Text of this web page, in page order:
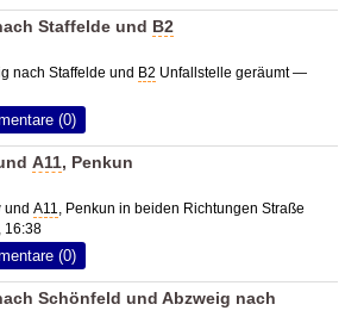
Staffelde und B2
nach Staffelde und B2 Unfallstelle geräumt —
(0)
A11, Penkun
und A11, Penkun in beiden Richtungen Straße
16:38
(0)
Schönfeld und Abzweig nach